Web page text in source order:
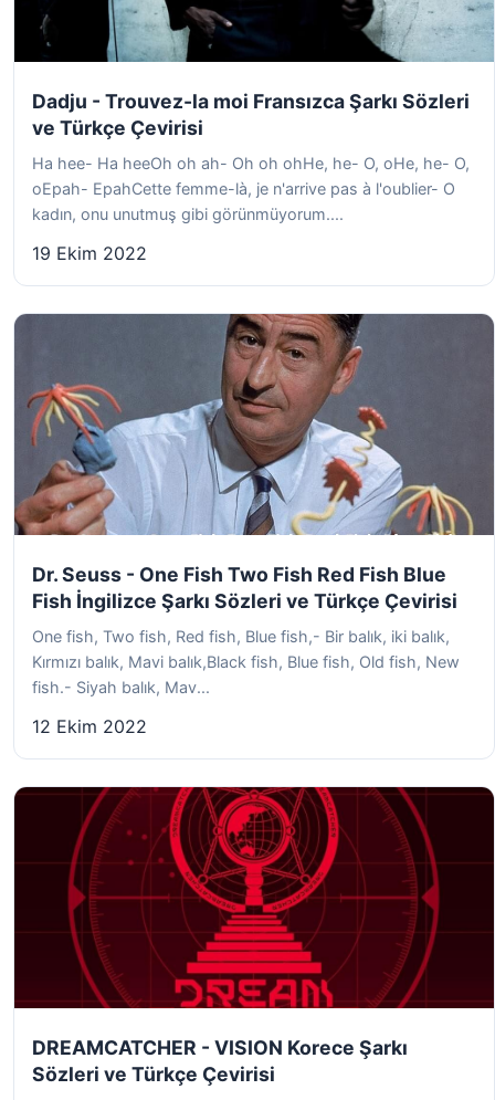
Dadju - Trouvez-la moi Fransızca Şarkı Sözleri
ve Türkçe Çevirisi
Ha hee- Ha heeOh oh ah- Oh oh ohHe, he- O, oHe, he- O,
oEpah- EpahCette femme-là, je n'arrive pas à l'oublier- O
kadın, onu unutmuş gibi görünmüyorum....
19 Ekim 2022
Dr. Seuss - One Fish Two Fish Red Fish Blue
Fish İngilizce Şarkı Sözleri ve Türkçe Çevirisi
One fish, Two fish, Red fish, Blue fish,- Bir balık, iki balık,
Kırmızı balık, Mavi balık,Black fish, Blue fish, Old fish, New
fish.- Siyah balık, Mav...
12 Ekim 2022
DREAMCATCHER - VISION Korece Şarkı
Sözleri ve Türkçe Çevirisi